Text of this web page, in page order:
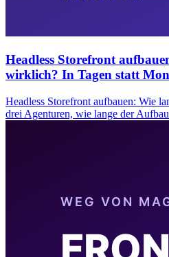
Headless Storefront
wirklich? In Tagen statt
Headless Storefront aufbauen: Wie
drei Agenturen, wie lange der